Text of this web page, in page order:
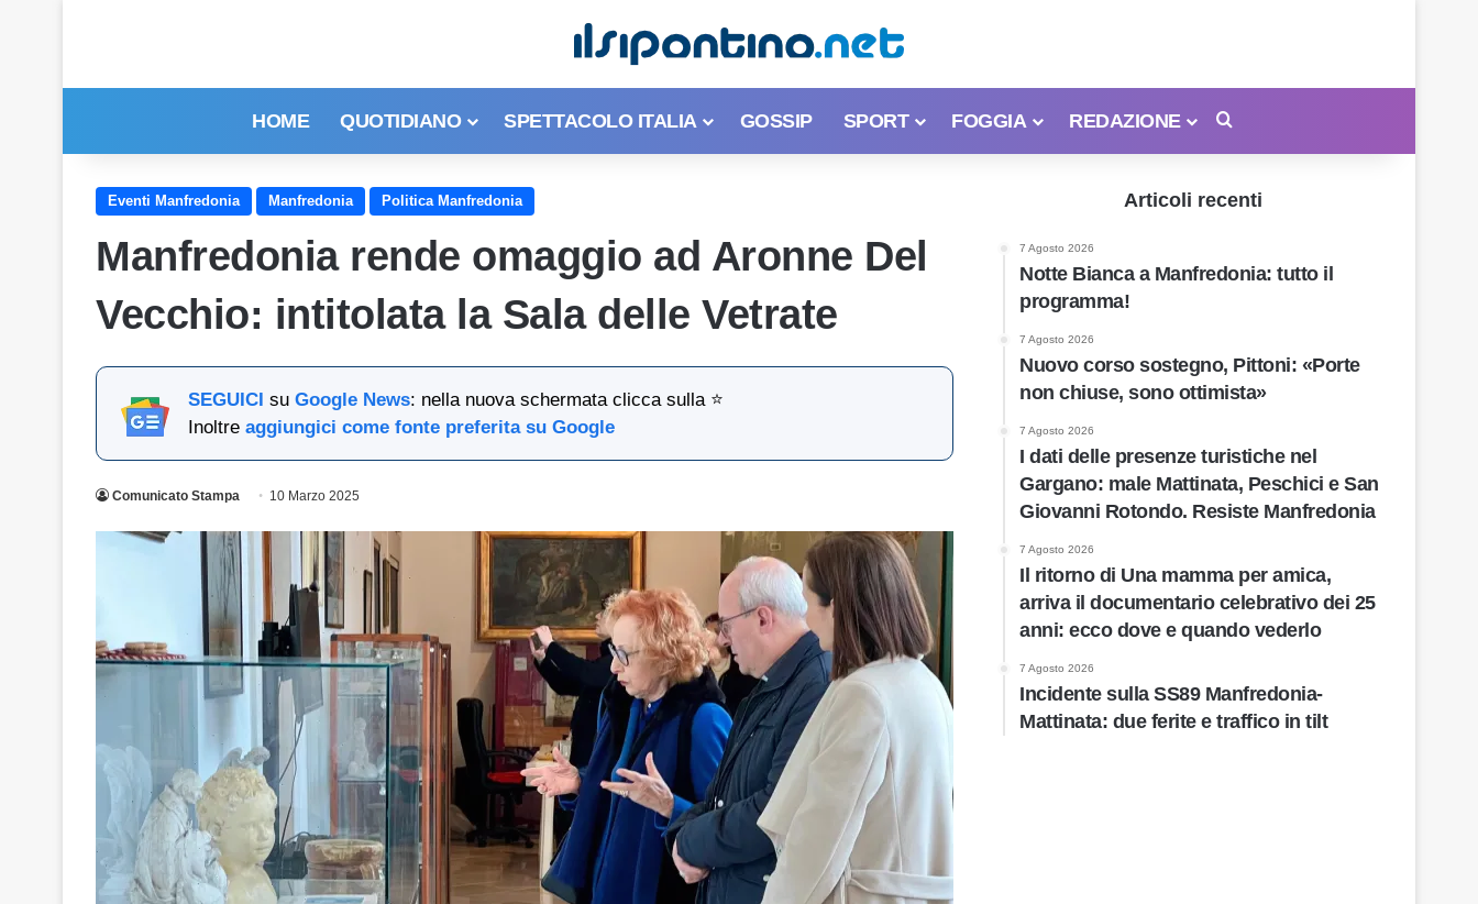
HOME QUOTIDIANO SPETTACOLO ITALIA GOSSIP SPORT FOGGIA REDAZIONE
Eventi Manfredonia Manfredonia Politica Manfredonia
Manfredonia rende omaggio ad Aronne Del
Vecchio: intitolata la Sala delle Vetrate
SEGUICI su Google News: nella nuova schermata clicca sulla ⭐
Inoltre aggiungici come fonte preferita su Google
Comunicato Stampa 10 Marzo 2025
Articoli recenti
7 Agosto 2026
Notte Bianca a Manfredonia: tutto il
programma!
7 Agosto 2026
Nuovo corso sostegno, Pittoni: «Porte
non chiuse, sono ottimista»
7 Agosto 2026
I dati delle presenze turistiche nel
Gargano: male Mattinata, Peschici e San
Giovanni Rotondo. Resiste Manfredonia
7 Agosto 2026
Il ritorno di Una mamma per amica,
arriva il documentario celebrativo dei 25
anni: ecco dove e quando vederlo
7 Agosto 2026
Incidente sulla SS89 Manfredonia-
Mattinata: due ferite e traffico in tilt